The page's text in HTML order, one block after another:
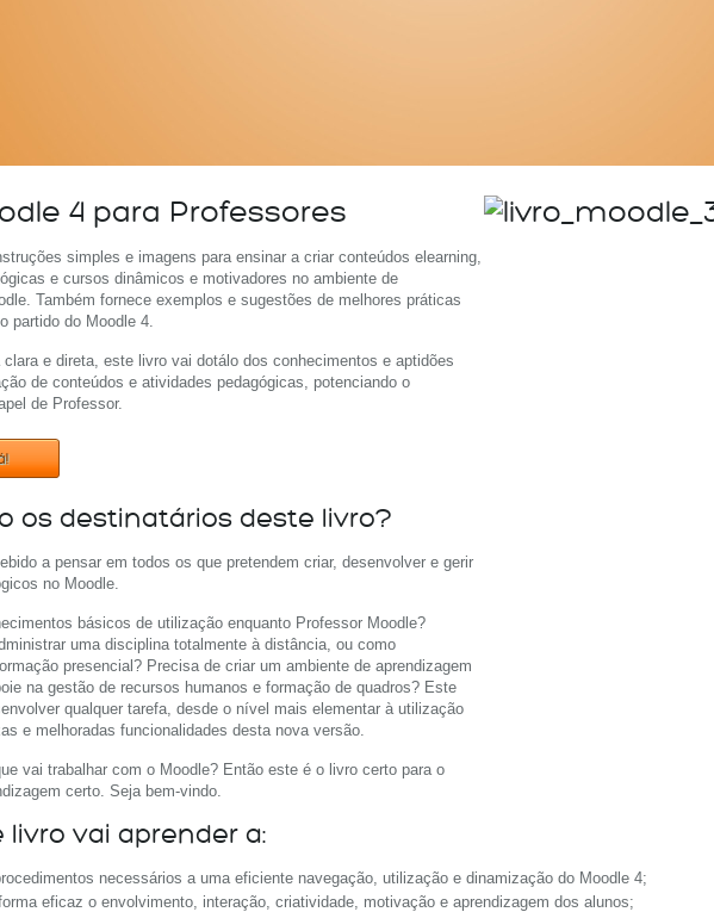
Automatize a
4 para Professores
simples e imagens para ensinar a criar conteúdos elearning,
e cursos dinâmicos e motivadores no ambiente de
Também fornece exemplos e sugestões de melhores práticas
partido do Moodle 4.
clara e direta, este livro vai dotálo dos conhecimentos e aptidões
de conteúdos e atividades pedagógicas, potenciando o
de Professor.
os destinatários deste livro?
a pensar em todos os que pretendem criar, desenvolver e gerir
no Moodle.
básicos de utilização enquanto Professor Moodle?
uma disciplina totalmente à distância, ou como
presencial? Precisa de criar um ambiente de aprendizagem
na gestão de recursos humanos e formação de quadros? Este
qualquer tarefa, desde o nível mais elementar à utilização
e melhoradas funcionalidades desta nova versão.
vai trabalhar com o Moodle? Então este é o livro certo para o
certo. Seja bem-vindo.
livro vai aprender a:
necessários a uma eficiente navegação, utilização e dinamização do Moodle 4;
eficaz o envolvimento, interação, criatividade, motivação e aprendizagem dos alunos;